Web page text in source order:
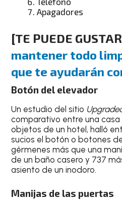
Apagadores
[TE PUEDE
mantener todo
que te ayudarán
Botón del elevador
Un estudio del sitio
comparativo entre una casa
objetos de un hotel, halló
sucios el botón o botones
gérmenes más que una
de un baño casero y 737
asiento de un inodoro.
Manijas de las puertas